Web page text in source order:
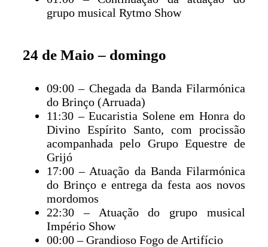
grupo musical Rytmo Show
24 de Maio – domingo
09:00 – Chegada da Banda Filarmónica
do Brinço (Arruada)
11:30 – Eucaristia Solene em Honra do
Divino Espírito Santo, com procissão
acompanhada pelo Grupo Equestre de
Grijó
17:00 – Atuação da Banda Filarmónica
do Brinço e entrega da festa aos novos
mordomos
22:30 – Atuação do grupo musical
Império Show
00:00 – Grandioso Fogo de Artifício